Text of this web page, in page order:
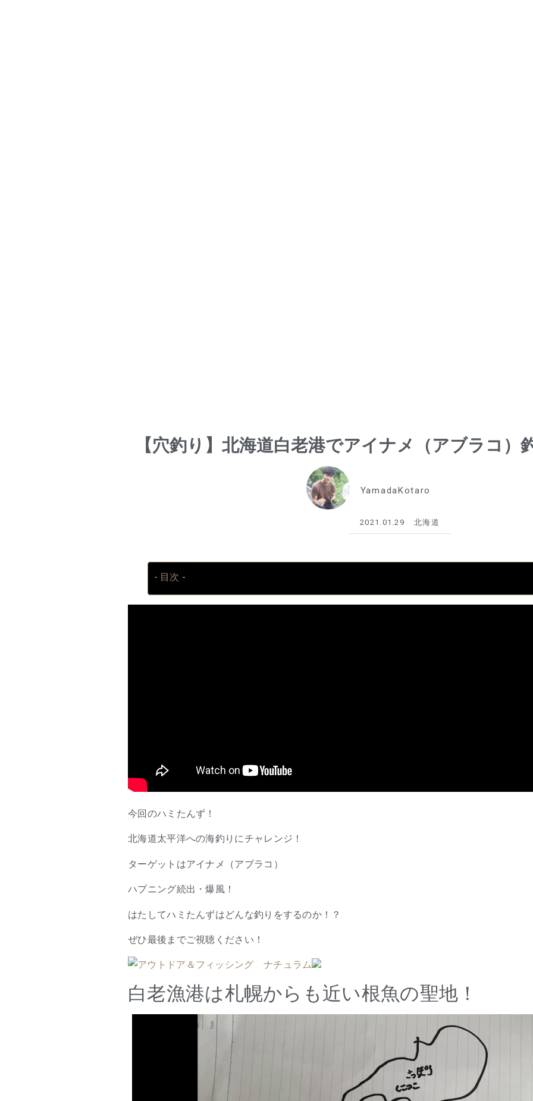
【穴釣り】北海道白老港でアイナメ（アブラコ）
YamadaKotaro
2021.01.29 北海道
- 目次 -
今回のハミたんず！
北海道太平洋への海釣りにチャレンジ！
ターゲットはアイナメ（アブラコ）
ハプニング続出・爆風！
はたしてハミたんずはどんな釣りをするのか！？
ぜひ最後までご視聴ください！
白老漁港は札幌からも近い根魚の聖地！